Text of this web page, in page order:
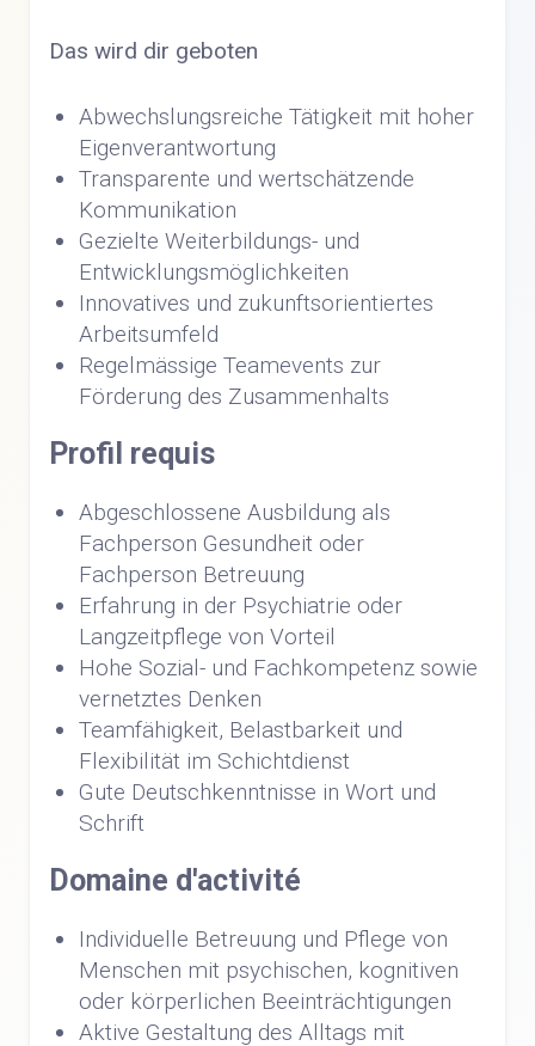
Das wird dir geboten
Abwechslungsreiche Tätigkeit mit hoher
Eigenverantwortung
Transparente und wertschätzende
Kommunikation
Gezielte Weiterbildungs- und
Entwicklungsmöglichkeiten
Innovatives und zukunftsorientiertes
Arbeitsumfeld
Regelmässige Teamevents zur
Förderung des Zusammenhalts
Profil requis
Abgeschlossene Ausbildung als
Fachperson Gesundheit oder
Fachperson Betreuung
Erfahrung in der Psychiatrie oder
Langzeitpflege von Vorteil
Hohe Sozial- und Fachkompetenz sowie
vernetztes Denken
Teamfähigkeit, Belastbarkeit und
Flexibilität im Schichtdienst
Gute Deutschkenntnisse in Wort und
Schrift
Domaine d'activité
Individuelle Betreuung und Pflege von
Menschen mit psychischen, kognitiven
oder körperlichen Beeinträchtigungen
Aktive Gestaltung des Alltags mit